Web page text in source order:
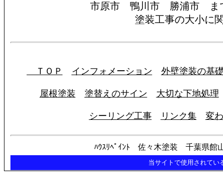
市原市 鴨川市 勝浦市 まで
塗装工事の大小に
ＴＯＰ インフォメーション 外壁塗装の基
屋根塗装 塗替えのサイン 大切な下地処理
シーリング工事 リンク集 変
ﾊｳｽﾘﾍﾟｲﾝﾄ 佐々木塗装 千葉県館
当サイトで使用されてい